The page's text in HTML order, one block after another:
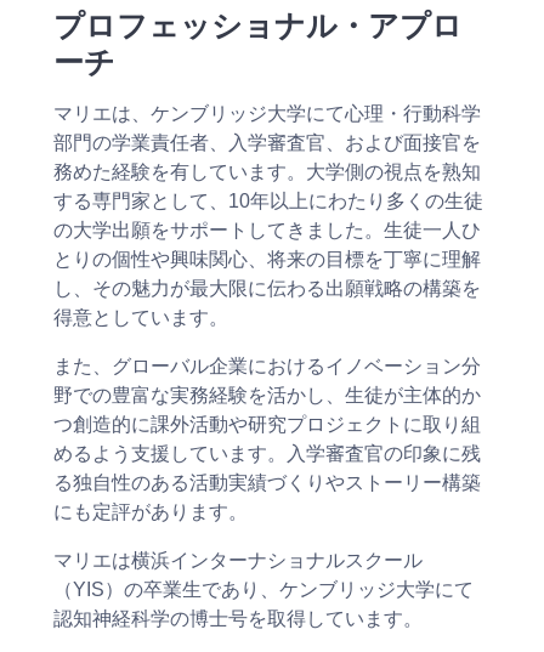
プロフェッショナル・アプロ
ーチ
マリエは、ケンブリッジ大学にて心理・行動科学
部門の学業責任者、入学審査官、および面接官を
務めた経験を有しています。大学側の視点を熟知
する専門家として、10年以上にわたり多くの生徒
の大学出願をサポートしてきました。生徒一人ひ
とりの個性や興味関心、将来の目標を丁寧に理解
し、その魅力が最大限に伝わる出願戦略の構築を
得意としています。
また、グローバル企業におけるイノベーション分
野での豊富な実務経験を活かし、生徒が主体的か
つ創造的に課外活動や研究プロジェクトに取り組
めるよう支援しています。入学審査官の印象に残
る独自性のある活動実績づくりやストーリー構築
にも定評があります。
マリエは横浜インターナショナルスクール
（YIS）の卒業生であり、ケンブリッジ大学にて
認知神経科学の博士号を取得しています。